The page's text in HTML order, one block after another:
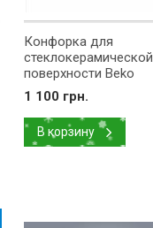
Конфорка для
стеклокерамической
поверхности Beko
D=180mm 1800W
162926005
1 100 грн.
В корзину